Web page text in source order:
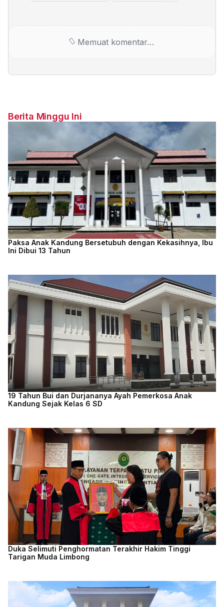
Memuat komentar…
Berita Minggu Ini
Paksa Anak Kandung Bersetubuh dengan Kekasihnya, Ibu
Ini Dibui 13 Tahun
19 Tahun Bui dan Durjananya Ayah Pemerkosa Anak
Kandung Sejak Kelas 6 SD
Duka Selimuti Penghormatan Terakhir Hakim Tinggi
Tarigan Muda Limbong